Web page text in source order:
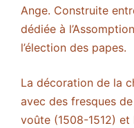
Ange. Construite
dédiée à
l’élection des papes.
La décoration de la
avec des fresques
voûte (1508-1512)